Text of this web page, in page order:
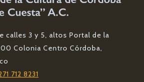
calles 3 y 5, altos Portal de la
Colonia Centro Córdoba,
712 8231